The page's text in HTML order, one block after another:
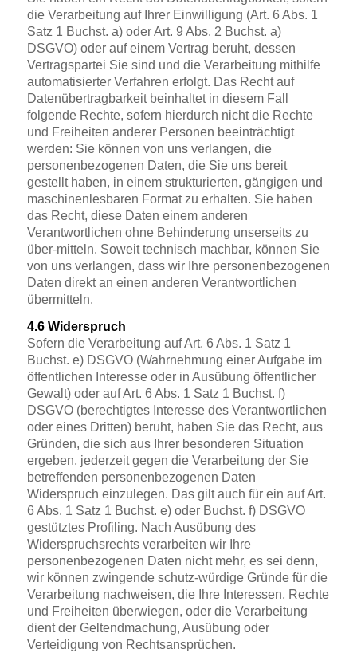
die Verarbeitung auf Ihrer Einwilligung (Art. 6 Abs. 1
Satz 1 Buchst. a) oder Art. 9 Abs. 2 Buchst. a)
DSGVO) oder auf einem Vertrag beruht, dessen
Vertragspartei Sie sind und die Verarbeitung mithilfe
automatisierter Verfahren erfolgt. Das Recht auf
Datenübertragbarkeit beinhaltet in diesem Fall
folgende Rechte, sofern hierdurch nicht die Rechte
und Freiheiten anderer Personen beeinträchtigt
werden: Sie können von uns verlangen, die
personenbezogenen Daten, die Sie uns bereit
gestellt haben, in einem strukturierten, gängigen und
maschinenlesbaren Format zu erhalten. Sie haben
das Recht, diese Daten einem anderen
Verantwortlichen ohne Behinderung unserseits zu
über-mitteln. Soweit technisch machbar, können Sie
von uns verlangen, dass wir Ihre personenbezogenen
Daten direkt an einen anderen Verantwortlichen
übermitteln.
4.6 Widerspruch
Sofern die Verarbeitung auf Art. 6 Abs. 1 Satz 1
Buchst. e) DSGVO (Wahrnehmung einer Aufgabe im
öffentlichen Interesse oder in Ausübung öffentlicher
Gewalt) oder auf Art. 6 Abs. 1 Satz 1 Buchst. f)
DSGVO (berechtigtes Interesse des Verantwortlichen
oder eines Dritten) beruht, haben Sie das Recht, aus
Gründen, die sich aus Ihrer besonderen Situation
ergeben, jederzeit gegen die Verarbeitung der Sie
betreffenden personenbezogenen Daten
Widerspruch einzulegen. Das gilt auch für ein auf Art.
6 Abs. 1 Satz 1 Buchst. e) oder Buchst. f) DSGVO
gestütztes Profiling. Nach Ausübung des
Widerspruchsrechts verarbeiten wir Ihre
personenbezogenen Daten nicht mehr, es sei denn,
wir können zwingende schutz-würdige Gründe für die
Verarbeitung nachweisen, die Ihre Interessen, Rechte
und Freiheiten überwiegen, oder die Verarbeitung
dient der Geltendmachung, Ausübung oder
Verteidigung von Rechtsansprüchen.